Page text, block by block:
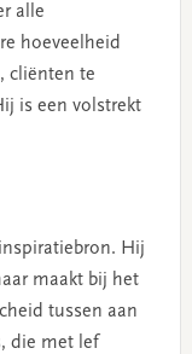
alle
hoeveelheid
cliënten te
is een volstrekt
Hij
maakt bij het
tussen aan
die met lef